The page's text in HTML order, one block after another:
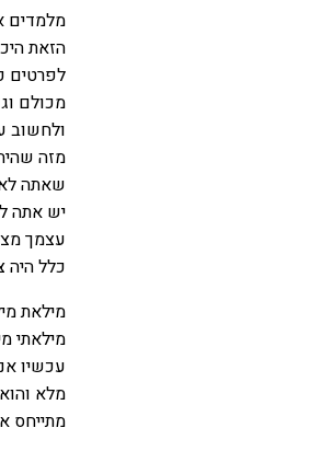
מלמדים
הזאת
לפרטים
מכולם
ולחשוב
מזה
שאתה
יש אתה
עצמך
כלל היה
מילאת
מילאתי
עכשיו
מלא
מתייחס